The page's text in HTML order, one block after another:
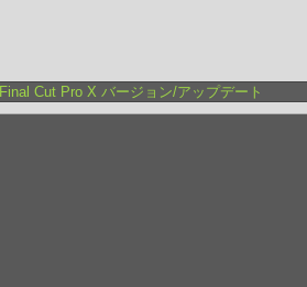
Final Cut Pro X バージョン/アップデート